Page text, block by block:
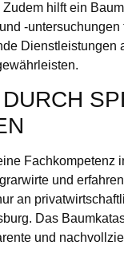
hilft ein
-
Dienstleistungen
Fachkompetenz
und
an
Das
und